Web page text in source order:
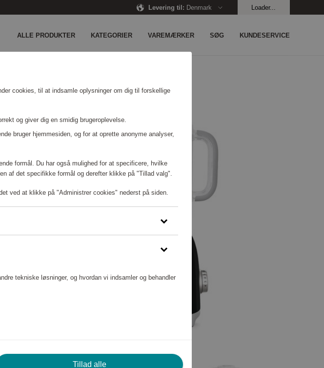
Levering til: Denmark Loader...
ALLE PRODUKTER KATEGORIER VAREMÆRKER SØG KUNDESERVICE
cookies, til at indsamle oplysninger om dig til forskellige
og giver dig en smidig brugeroplevelse.
bruger hjemmesiden, og for at oprette anonyme analyser,
formål. Du har også mulighed for at specificere, hvilke
af det specifikke formål og derefter klikke på "Tillad valg".
ved at klikke på "Administrer cookies" nederst på siden.
tekniske løsninger, og hvordan vi indsamler og behandler
Tillad alle